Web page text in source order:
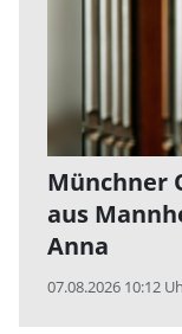
Münchner
aus
Anna
07.08.2026 10:12